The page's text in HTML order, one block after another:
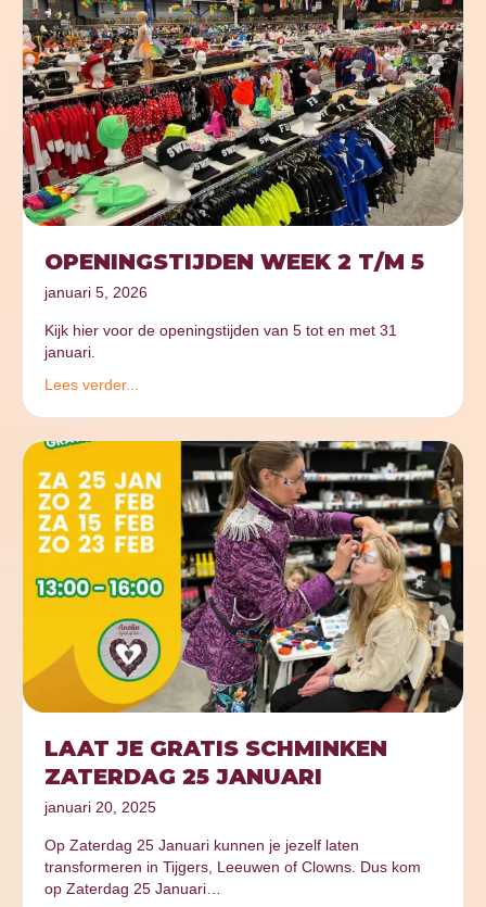
OPENINGSTIJDEN WEEK 2 T/M 5
januari 5, 2026
Kijk hier voor de openingstijden van 5 tot en met 31
januari.
Lees verder...
LAAT JE GRATIS SCHMINKEN
ZATERDAG 25 JANUARI
januari 20, 2025
Op Zaterdag 25 Januari kunnen je jezelf laten
transformeren in Tijgers, Leeuwen of Clowns. Dus kom
op Zaterdag 25 Januari…